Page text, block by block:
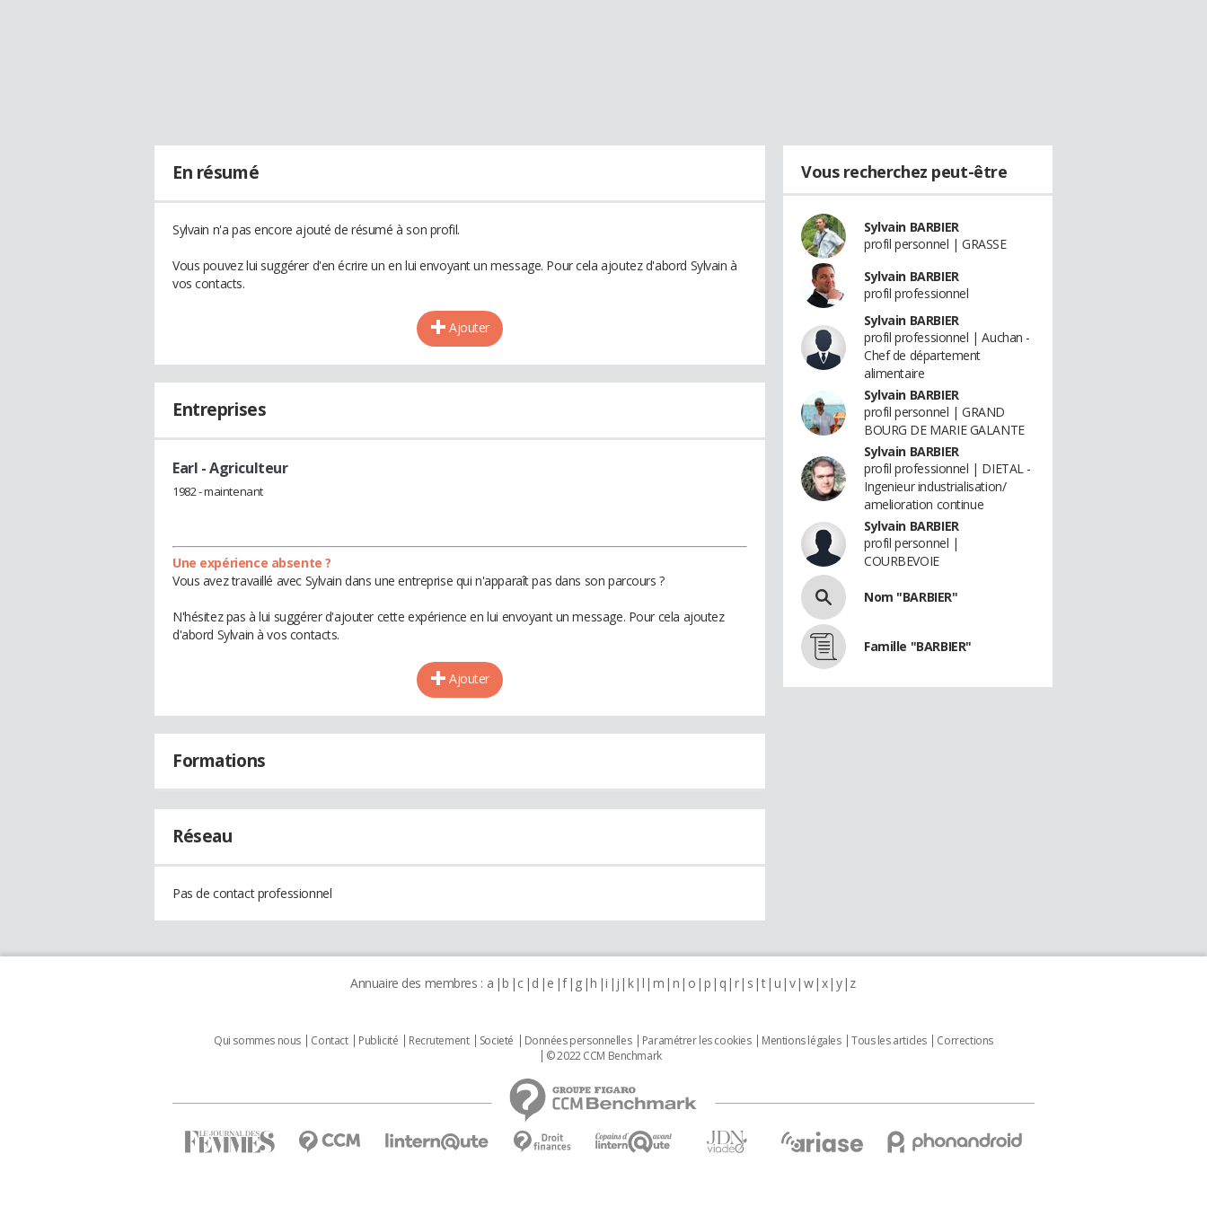
En résumé
Sylvain n'a pas encore ajouté de résumé à son profil.
Vous pouvez lui suggérer d'en écrire un en lui envoyant un message. Pour cela ajoutez d'abord Sylvain à
vos contacts.
Ajouter
Entreprises
Earl - Agriculteur
1982 - maintenant
Une expérience absente ?
Vous avez travaillé avec Sylvain dans une entreprise qui n'apparaît pas dans son parcours ?
N'hésitez pas à lui suggérer d'ajouter cette expérience en lui envoyant un message. Pour cela ajoutez
d'abord Sylvain à vos contacts.
Ajouter
Formations
Réseau
Pas de contact professionnel
Vous recherchez peut-être
Sylvain BARBIER
profil personnel | GRASSE
Sylvain BARBIER
profil professionnel
Sylvain BARBIER
profil professionnel | Auchan -
Chef de département
alimentaire
Sylvain BARBIER
profil personnel | GRAND
BOURG DE MARIE GALANTE
Sylvain BARBIER
profil professionnel | DIETAL -
Ingenieur industrialisation/
amelioration continue
Sylvain BARBIER
profil personnel |
COURBEVOIE
Nom "BARBIER"
Famille "BARBIER"
Annuaire des membres : a b c d e f g h i j k l m n o p q r s t u v w x y z
Qui sommes nous Contact Publicité Recrutement Societé Données personnelles Paramétrer les cookies Mentions légales Tous les articles
Corrections
© 2022 CCM Benchmark